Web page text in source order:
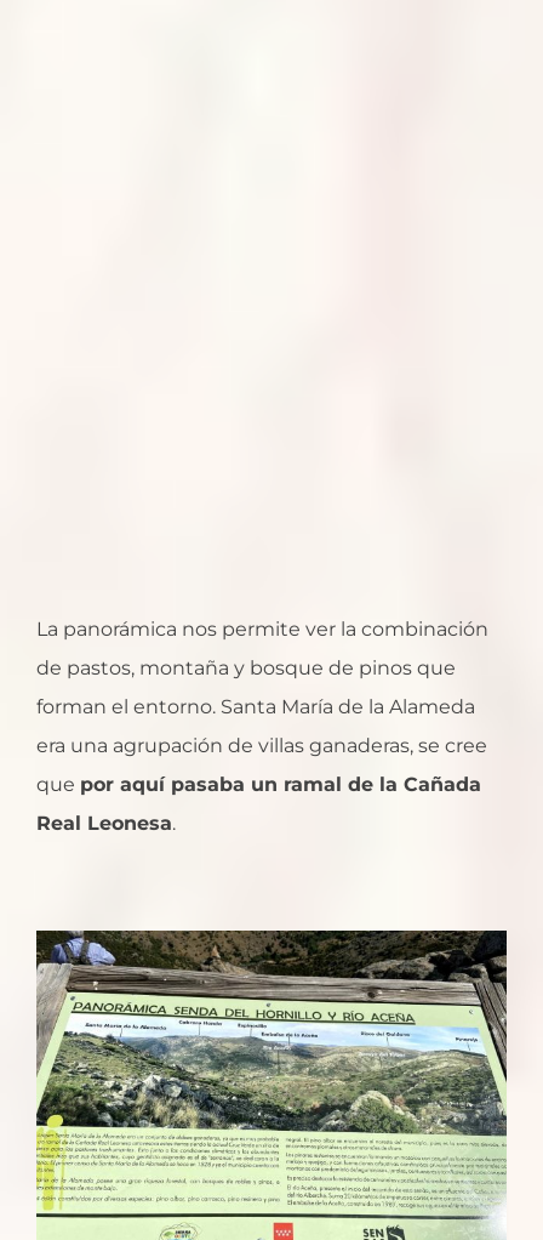
La panorámica nos permite ver la combinación
de pastos, montaña y bosque de pinos que
forman el entorno. Santa María de la Alameda
era una agrupación de villas ganaderas, se cree
que por aquí pasaba un ramal de la Cañada
Real Leonesa.